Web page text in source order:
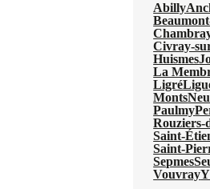
Abilly
Civray-
Huismes
La
Ligré
Monts
Paulmy
Rouziers-
Saint-
Saint-
Sepmes
Vouvray